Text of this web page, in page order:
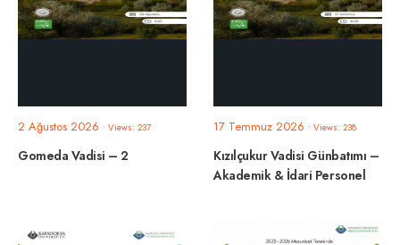
2 Ağustos 2026 • Views: 237
Gomeda Vadisi – 2
17 Temmuz 2026 • Views: 238
Kızılçukur Vadisi Günbatımı –
Akademik & İdari Personel